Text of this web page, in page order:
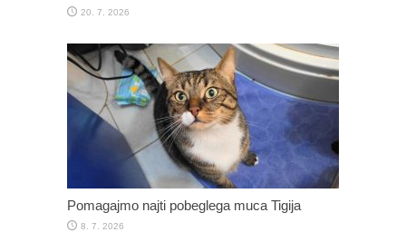
20. 7. 2026
Pomagajmo najti pobeglega muca Tigija
8. 7. 2026